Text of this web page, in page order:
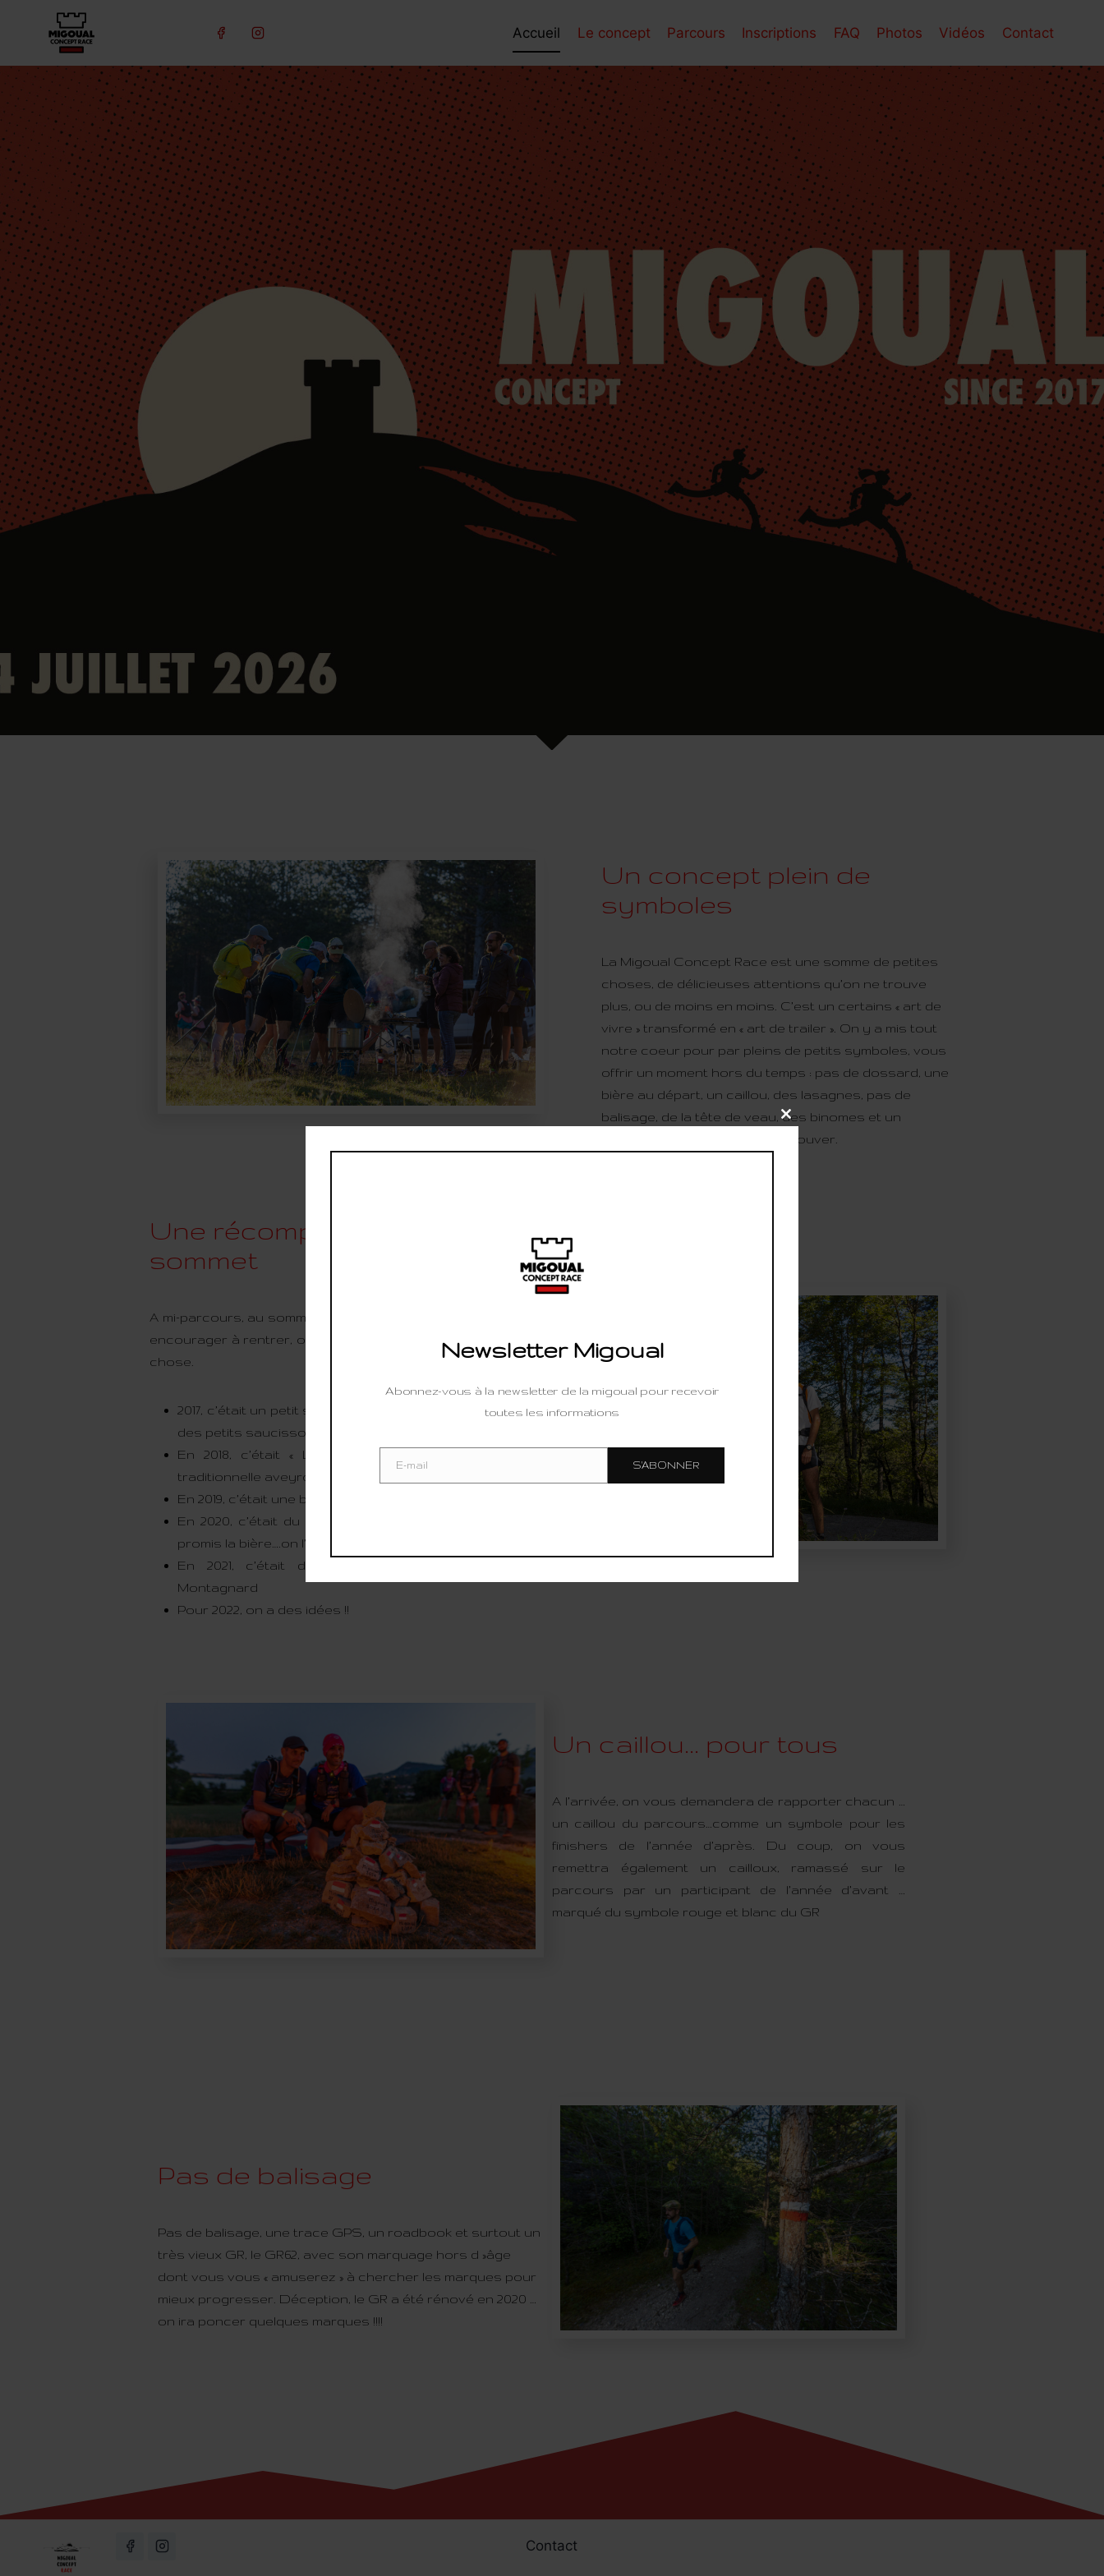
Accueil Le concept Parcours Inscriptions FAQ Photos Vidéos Contact
Un concept plein de
symboles
La Migoual Concept Race est une somme de petites
choses, de délicieuses attentions qu’on ne trouve
plus, ou de moins en moins. C’est un certains « art de
vivre » transformé en « art de trailer ». On y a mis tout
notre coeur pour par pleins de petits symboles, vous
offrir un moment hors du temps : pas de dossard, une
bière au départ, un caillou, des lasagnes, pas de
balisage, de la tête de veau, des binomes et un
aller/retour pour mieux se retrouver.
Une récompense au
sommet
A mi-parcours, au sommet du Mont Aigoual, pour vous
encourager à rentrer, on vous offrira un petit quelque
chose.
2017, c’était un petit sac avec des bonbons Haribo,
des petits saucissons et une bière.
En 2018, c’était « Lou Kékette », une saucisse
traditionnelle aveyronnaise et toujours la bière.
En 2019, c’était une bière et des barres MuleBar
En 2020, c’était du Pain du Montagnard, on avait
promis la bière….on l’a oublié !
En 2021, c’était de la bière et du Pain du
Montagnard
Pour 2022, on a des idées !!
Un caillou... pour tous
A l’arrivée, on vous demandera de rapporter chacun …
un caillou du parcours…comme un symbole pour les
finishers de l’année d’après. Du coup, on vous
remettra également un cailloux, ramassé sur le
parcours par un participant de l’année d’avant …
marqué du symbole rouge et blanc du GR
Pas de balisage
Pas de balisage, une trace GPS, un roadbook et surtout un
très vieux GR, le GR62, avec son marquage hors d »âge
dont vous vous « amuserez » à chercher les marques pour
mieux progresser. Déception, le GR a été rénové en 2020 …
on ira poncer quelques marques !!!!
Contact
Close
Newsletter Migoual
Abonnez-vous à la newsletter de la migoual pour recevoir
toutes les informations
E-mail S'ABONNER